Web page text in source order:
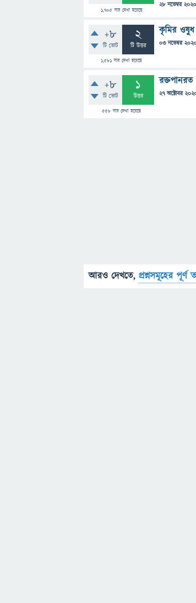
1,705বার দেখা হয়েছে
28 নভেম্বর 2020
+8
টি ভোট
2
টি উত্তর
1,581 বার দেখা হয়েছে
কৃমির ওষুধ
03 নভেম্বর
+8
টি ভোট
1
উত্তর
558 বার দেখা হয়েছে
রক্তপানরত
27 অক্টোবর
আরও দেখতে, প্রশ্নসমূহের পূর্ণ